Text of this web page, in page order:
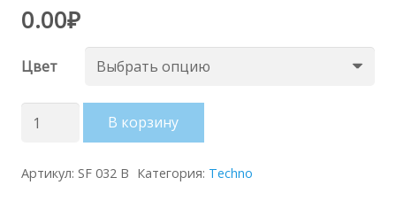
0.00₽
Цвет
Количество
В корзину
Артикул: SF 032 B Категория: Techno